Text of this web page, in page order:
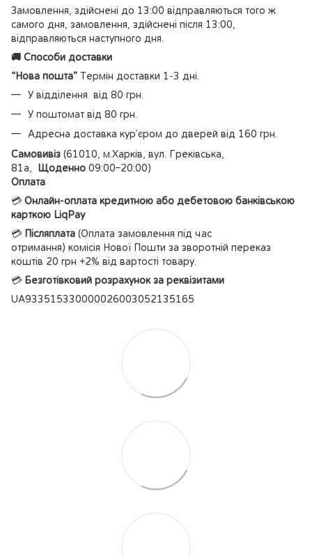
Замовлення, здійснені до 13:00 відправляються того ж
самого дня, замовлення, здійснені після 13:00,
відправляються наступного дня.
🚚 Способи доставки
“Нова пошта” Термін доставки 1-3 дні.
У відділення від 80 грн.
У поштомат від 80 грн.
Адресна доставка кур’єром до дверей від 160 грн.
Самовивіз (61010, м.Харків, вул. Греківська,
81а,
Щоденно 09:00–20:00)
Оплата
💳 Онлайн-оплата кредитною або дебетовою банківською
карткою LiqPay
💳 Післяплата (Оплата замовлення під час
отримання) комісія Нової Пошти за зворотній переказ
коштів 20 грн +2% від вартості товару.
💳 Безготівковий розрахунок за реквізитами
UA933515330000026003052135165